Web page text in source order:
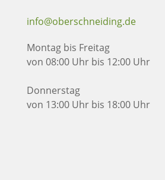
info@oberschneiding.de
Montag bis Freitag
von 08:00 Uhr bis 12:00 Uhr
Donnerstag
von 13:00 Uhr bis 18:00 Uhr